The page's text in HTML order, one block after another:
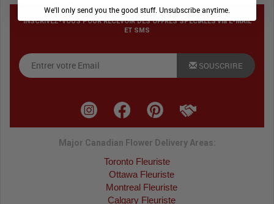
INSCRIVEZ-VOUS POUR RECEVOIR DES OFFRES SPÉCIALES via E-MAIL
ET SMS
SOUSCRIRE
Major Canadian Flower Delivery Areas:
Toronto Fleuriste
Ottawa Fleuriste
Montreal Fleuriste
Calgary Fleuriste
We'll only send you the good stuff. Unsubscribe anytime.